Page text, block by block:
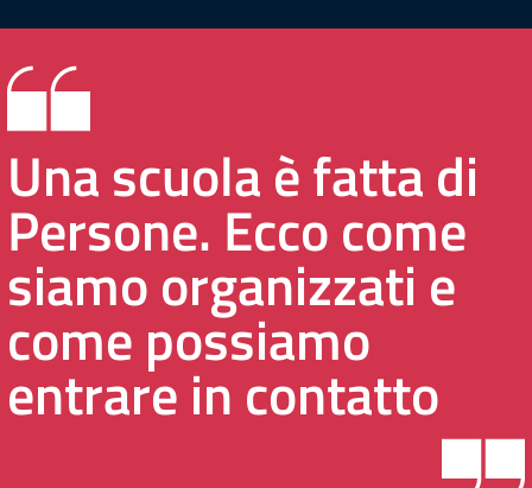
Una scuola è fatta di
Persone. Ecco come
siamo organizzati e
come possiamo
entrare in contatto